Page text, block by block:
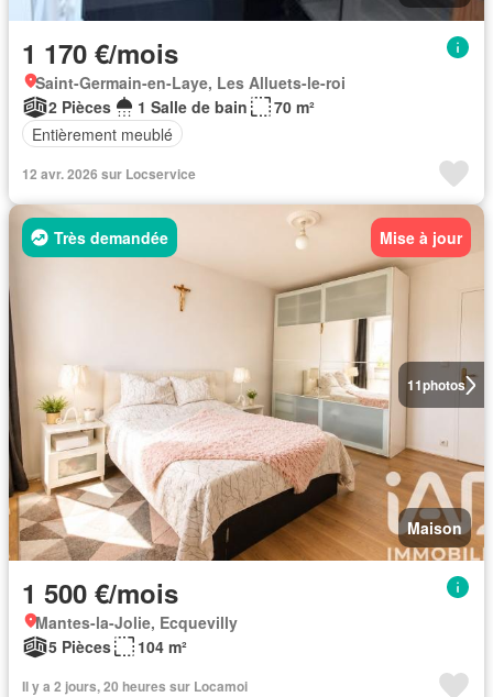
1 170 €/mois
Saint-Germain-en-Laye, Les Alluets-le-roi
2 Pièces
1 Salle de bain
70 m²
Entièrement meublé
12 avr. 2026 sur Locservice
11photos
Très demandée Mise à jour
Maison
1 500 €/mois
Mantes-la-Jolie, Ecquevilly
5 Pièces
104 m²
Il y a 2 jours, 20 heures sur Locamoi